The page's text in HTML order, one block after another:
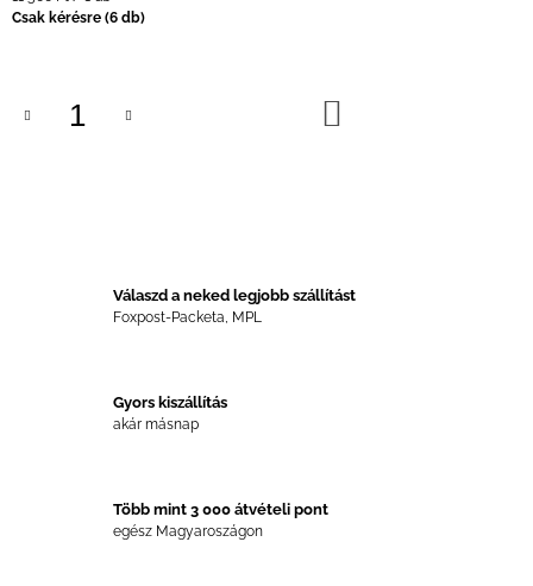
Csak kérésre (6 db)
Válaszd a neked legjobb szállítást
Foxpost-Packeta, MPL
Gyors kiszállítás
akár másnap
Több mint 3 000 átvételi pont
egész Magyaroszágon